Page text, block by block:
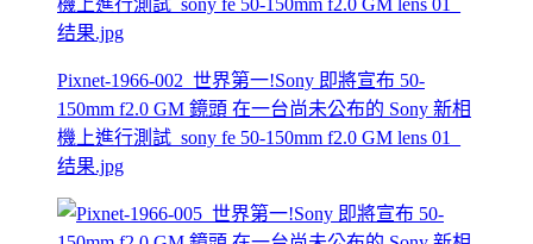
Pixnet-1966-002_世界第一!Sony 即將宣布 50-
150mm f2.0 GM 鏡頭 在一台尚未公布的 Sony 新相
機上進行測試_sony fe 50-150mm f2.0 GM lens 01_
结果.jpg